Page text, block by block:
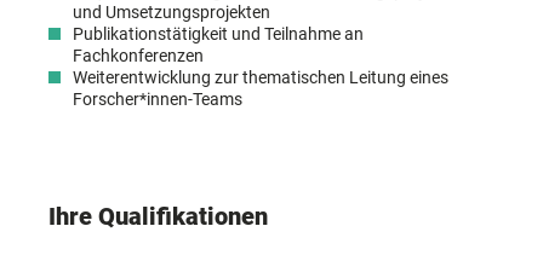
und Umsetzungsprojekten
Publikationstätigkeit und Teilnahme an
Fachkonferenzen
Weiterentwicklung zur thematischen Leitung eines
Forscher*innen-Teams
Ihre Qualifikationen